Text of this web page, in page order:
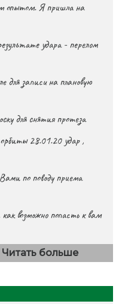
опытом. Я пришла на
удара - перелом
записи на плановую
для снятия протеза
28.01.20 удар ,
по поводу приема
возможно попасть к вам
Читать больше